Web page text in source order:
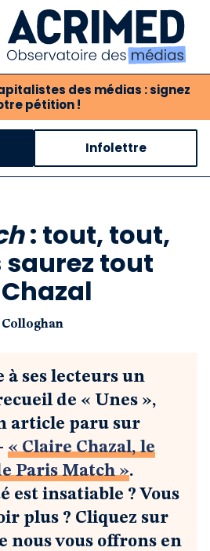
des médias : signez
pétition !
Notre association
Notre critique des médias
Notre revue
Boutique
Infolettre
: tout, tout,
tout
ses lecteurs un
de « Unes »,
article paru sur
« Claire Chazal, le
Paris Match ».
est insatiable ? Vous
plus ? Cliquez sur
nous vous offrons en